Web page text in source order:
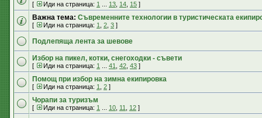
[ Иди на страница: 1 13 14 15 ]
Важна тема: Съвременните технологии в туристическата
[ Иди на страница: 1 2 3 ]
Подлепяща лента за шевове
Избор на пикел, котки, снегоходки - съвети
[ Иди на страница: 1 41 42 43 ]
Помощ при избор на зимна екипировка
[ Иди на страница: 1 2 ]
Чорапи за туризъм
[ Иди на страница: 1 10 11 12 ]